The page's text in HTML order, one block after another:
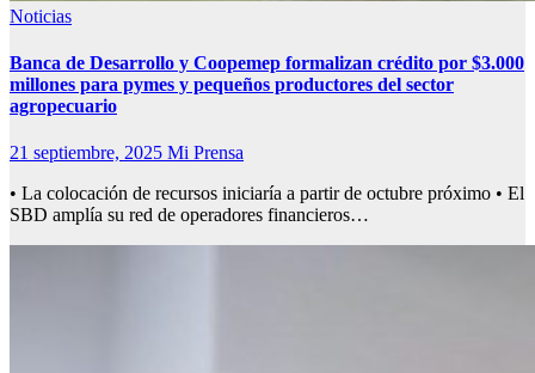
Noticias
Banca de Desarrollo y Coopemep formalizan crédito por $3.000
millones para pymes y pequeños productores del sector
agropecuario
21 septiembre, 2025 Mi Prensa
• La colocación de recursos iniciaría a partir de octubre próximo • El
SBD amplía su red de operadores financieros…